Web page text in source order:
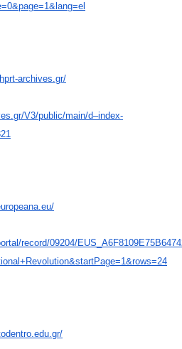
archives.gr/
V3/public/main/d–index-
record/09204/